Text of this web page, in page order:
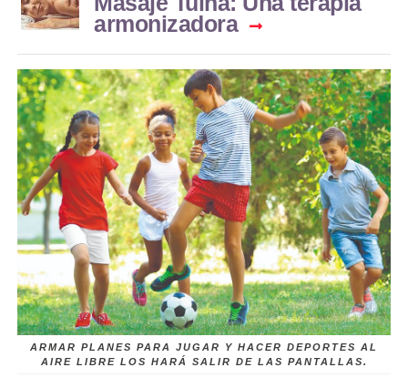
armonizadora
ARMAR PLANES PARA JUGAR Y HACER DEPORTES AL
AIRE LIBRE LOS HARÁ SALIR DE LAS PANTALLAS.